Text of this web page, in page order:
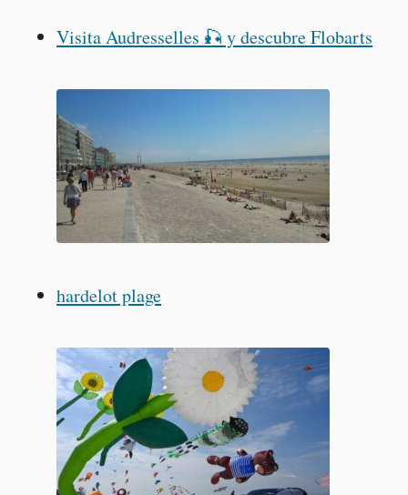
Visita Audresselles 🎣 y descubre Flobarts
hardelot plage